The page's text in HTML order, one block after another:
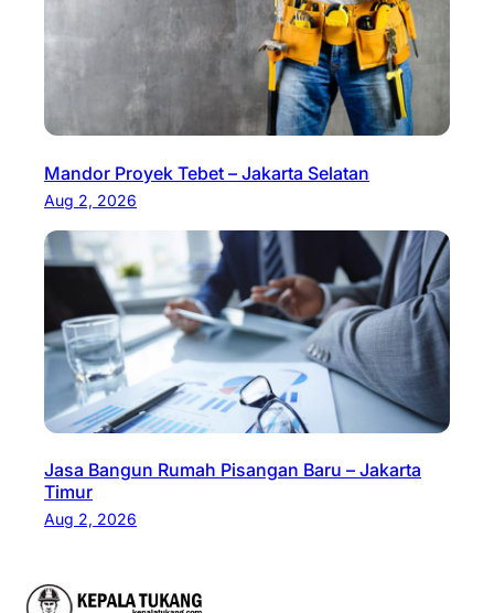
Mandor Proyek Tebet – Jakarta Selatan
Aug 2, 2026
Jasa Bangun Rumah Pisangan Baru – Jakarta
Timur
Aug 2, 2026